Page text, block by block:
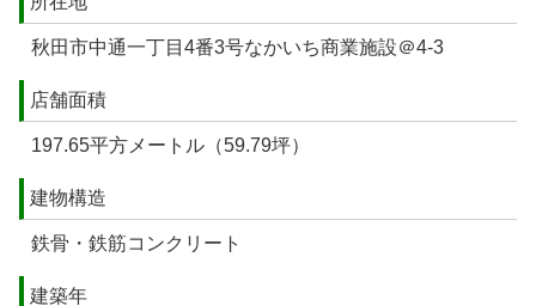
秋田市中通一丁目4番3号なかいち商業施設＠4-3
店舗面積
197.65平方メートル（59.79坪）
建物構造
鉄骨・鉄筋コンクリート
建築年